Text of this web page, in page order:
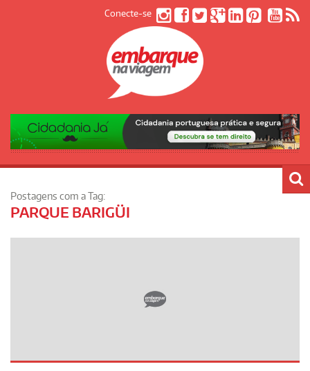
Conecte-se
Postagens com a Tag:
PARQUE BARIGÜI